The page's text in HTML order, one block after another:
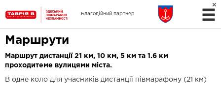
Благодійний партнер
Партнер дистанції 1.6
км
Маршрути
Маршрут дистанції 21 км, 10 км, 5 км та 1.6 км
проходитеме вулицями міста.
В одне коло для учасників дистанції півмарафону (21 км)